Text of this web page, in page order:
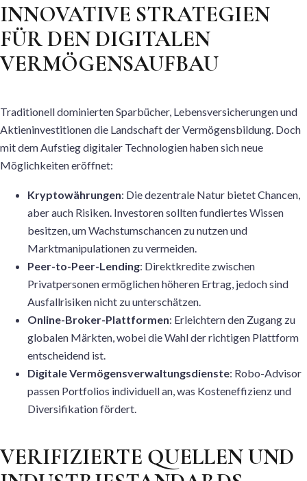
INNOVATIVE STRATEGIEN
FÜR DEN DIGITALEN
VERMÖGENSAUFBAU
Traditionell dominierten Sparbücher, Lebensversicherungen und
Aktieninvestitionen die Landschaft der Vermögensbildung. Doch
mit dem Aufstieg digitaler Technologien haben sich neue
Möglichkeiten eröffnet:
Kryptowährungen: Die dezentrale Natur bietet Chancen,
aber auch Risiken. Investoren sollten fundiertes Wissen
besitzen, um Wachstumschancen zu nutzen und
Marktmanipulationen zu vermeiden.
Peer-to-Peer-Lending: Direktkredite zwischen
Privatpersonen ermöglichen höheren Ertrag, jedoch sind
Ausfallrisiken nicht zu unterschätzen.
Online-Broker-Plattformen: Erleichtern den Zugang zu
globalen Märkten, wobei die Wahl der richtigen Plattform
entscheidend ist.
Digitale Vermögensverwaltungsdienste: Robo-Advisor
passen Portfolios individuell an, was Kosteneffizienz und
Diversifikation fördert.
VERIFIZIERTE QUELLEN UND